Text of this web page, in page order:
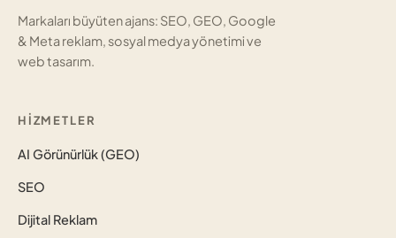
Markaları büyüten ajans: SEO, GEO, Google
& Meta reklam, sosyal medya yönetimi ve
web tasarım.
HIZMETLER
AI Görünürlük (GEO)
SEO
Dijital Reklam